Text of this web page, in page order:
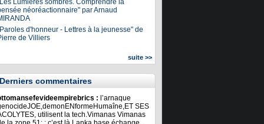
Lumières sombres. Comprendre la
néoréactionnaire" par Arnaud
d'honneur - Lettres à la jeunesse" de
de Villiers
suite >>
Derniers commentaires
: l’arnaque
SES
utilisent la tech.Vimanas Vimanas